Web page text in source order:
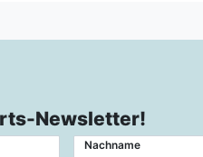
Newsletter!
Nachname